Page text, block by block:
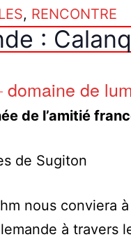
, RENCONTRE
:
domaine de
de l’amitié
de Sugiton
nous conviera
à travers